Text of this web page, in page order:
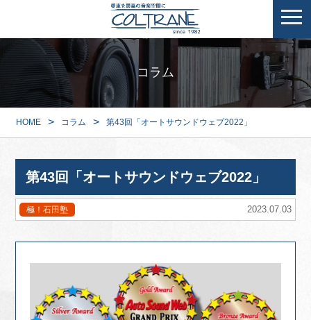
コラム
HOME > コラム > 第43回「オートサウンドウェブ2022」
第43回「オートサウンドウェブ2022」
極！石田塾 2023.07.03